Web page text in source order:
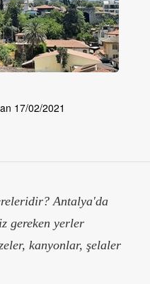
17/02/2021
Antalya'da
gereken yerler
kanyonlar, şelaler